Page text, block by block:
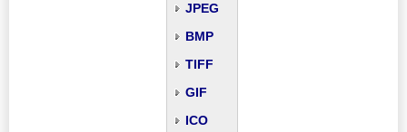
JPEG
BMP
TIFF
GIF
ICO